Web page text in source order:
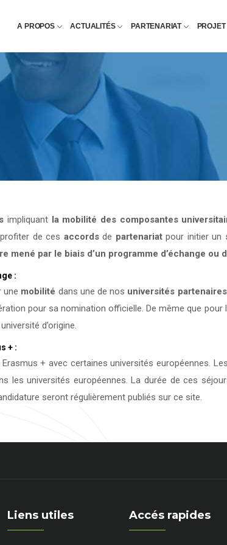
A PROPOS ACTUALITÉS PARTENARIAT
impliquant la mobilité des composantes
de ces accordsde partenariatpour initier un
mené par le biais d’un programme d’échange ou
:
une mobilité dans une de nos universités partenaires
pour sa nomination officielle. De même que pour
d’origine.
+ :
Erasmus + avec certaines universités européennes.
les universités européennes. La durée de ces
seront régulièrement publiés sur ce site.
Liens utiles Accés rapides